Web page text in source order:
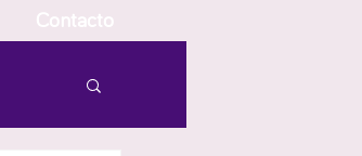
Contacto